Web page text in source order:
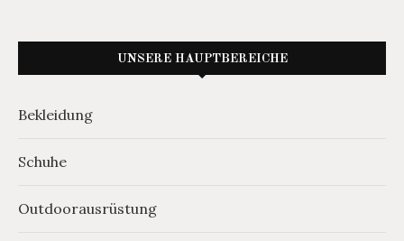
UNSERE HAUPTBEREICHE
Bekleidung
Schuhe
Outdoorausrüstung